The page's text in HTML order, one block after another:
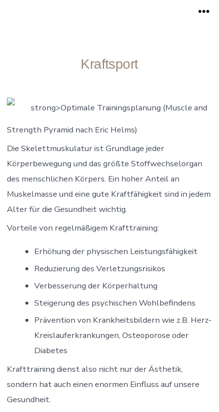
Kraftsport
strong>Optimale Trainingsplanung (Muscle and
Strength Pyramid nach Eric Helms)
Die Skelettmuskulatur ist Grundlage jeder
Körperbewegung und das größte Stoffwechselorgan
des menschlichen Körpers. Ein hoher Anteil an
Muskelmasse und eine gute Kraftfähigkeit sind in jedem
Alter für die Gesundheit wichtig.
Vorteile von regelmäßigem Krafttraining:
Erhöhung der physischen Leistungsfähigkeit
Reduzierung des Verletzungsrisikos
Verbesserung der Körperhaltung
Steigerung des psychischen Wohlbefindens
Prävention von Krankheitsbildern wie z.B. Herz-
Kreislauferkrankungen, Osteoporose oder
Diabetes
Krafttraining dienst also nicht nur der Ästhetik,
sondern hat auch einen enormen Einfluss auf unsere
Gesundheit.